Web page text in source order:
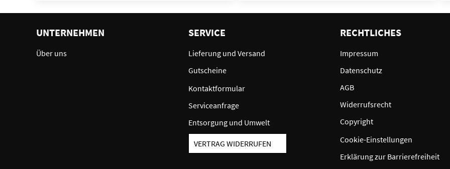
UNTERNEHMEN
Über uns
SERVICE
Lieferung und Versand
Gutscheine
Kontaktformular
Serviceanfrage
Entsorgung und Umwelt
VERTRAG WIDERRUFEN
RECHTLICHES
Impressum
Datenschutz
AGB
Widerrufsrecht
Copyright
Cookie-Einstellungen
Erklärung zur Barrierefreiheit